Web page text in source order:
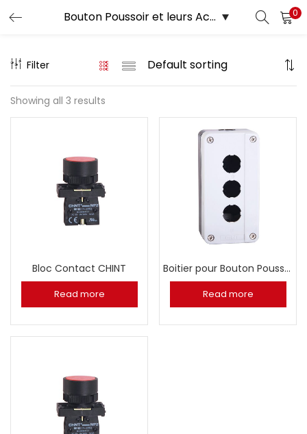
0
LOGIN
Enter your username and password to login.
Filter
Showing all 3 results
Bloc Contact CHINT
Read more
Boitier pour Bouton Poussoir
Read more